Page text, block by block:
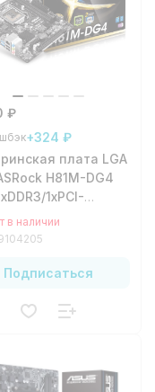
2xPS/2/1xDVI-
₽
+324 ₽
плата LGA
H81M-DG4
1xPCI-
2xSATA2/
в наличии
Подписаться